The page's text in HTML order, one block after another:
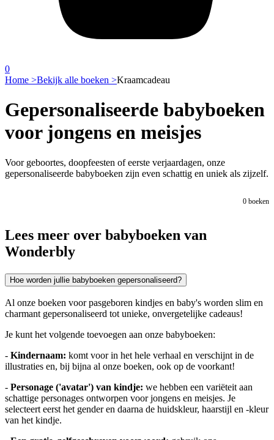
0
Home >Bekijk alle boeken >Kraamcadeau
Gepersonaliseerde babyboeken
voor jongens en meisjes
Voor geboortes, doopfeesten of eerste verjaardagen, onze
gepersonaliseerde babyboeken zijn even schattig en uniek als zijzelf.
0 boeken
Lees meer over babyboeken van
Wonderbly
Hoe worden jullie babyboeken gepersonaliseerd?
Al onze boeken voor pasgeboren kindjes en baby's worden slim en
charmant gepersonaliseerd tot unieke, onvergetelijke cadeaus!
Je kunt het volgende toevoegen aan onze babyboeken:
- Kindernaam: komt voor in het hele verhaal en verschijnt in de
illustraties en, bij bijna al onze boeken, ook op de voorkant!
- Personage ('avatar') van kindje: we hebben een variëteit aan
schattige personages ontworpen voor jongens en meisjes. Je
selecteert eerst het gender en daarna de huidskleur, haarstijl en -kleur
van het kindje.